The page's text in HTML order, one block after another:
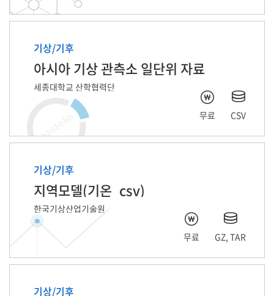
기상/기후
아시아 기상 관측소 일단위 자료
세종대학교 산학협력단
무료 CSV
기상/기후
지역모델(기온_csv)
한국기상산업기술원
무료 GZ, TAR
기상/기후